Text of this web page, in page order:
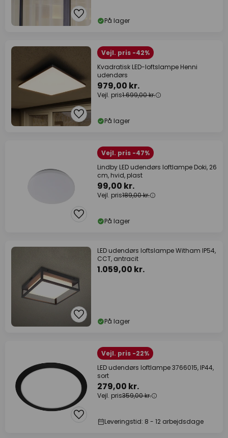
På lager
Vejl. pris -42%
Kvadratisk LED-loftslampe Henni
udendørs
979,00 kr.
Vejl. pris1.699,00 kr.
På lager
Vejl. pris -47%
Lindby LED udendørs loftlampe Doki, 26
cm, hvid, plast
99,00 kr.
Vejl. pris189,00 kr.
På lager
LED udendørs loftslampe Witham IP54,
CCT, antracit
1.059,00 kr.
På lager
Vejl. pris -22%
LED udendørs loftlampe 3766015, IP44,
sort
279,00 kr.
Vejl. pris359,00 kr.
Leveringstid: 8 - 12 arbejdsdage